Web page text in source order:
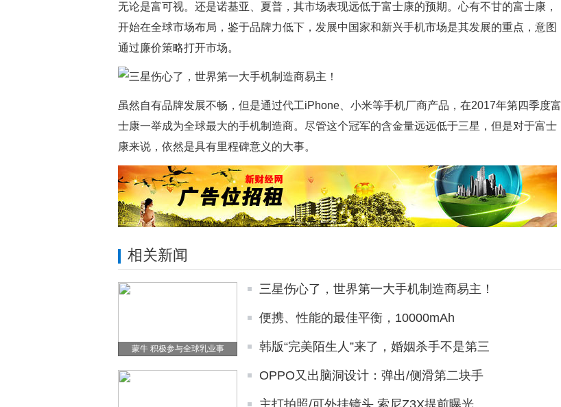
无论是富可视。还是诺基亚、夏普，其市场表现远低于富士康的预期。心有不甘的富士康，
开始在全球市场布局，鉴于品牌力低下，发展中国家和新兴手机市场是其发展的重点，意图
通过廉价策略打开市场。
虽然自有品牌发展不畅，但是通过代工iPhone、小米等手机厂商产品，在2017年第四季度富
士康一举成为全球最大的手机制造商。尽管这个冠军的含金量远远低于三星，但是对于富士
康来说，依然是具有里程碑意义的大事。
相关新闻
蒙牛 积极参与全球乳业事
三星伤心了，世界第一大手机制造商易主！
便携、性能的最佳平衡，10000mAh
韩版“完美陌生人”来了，婚姻杀手不是第三
OPPO又出脑洞设计：弹出/侧滑第二块手
主打拍照/可外挂镜头 索尼Z3X提前曝光